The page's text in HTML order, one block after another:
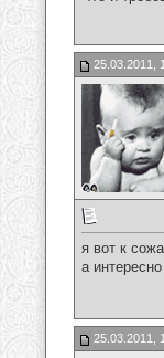
25.03.2011,
я вот к
а
25.03.2011,